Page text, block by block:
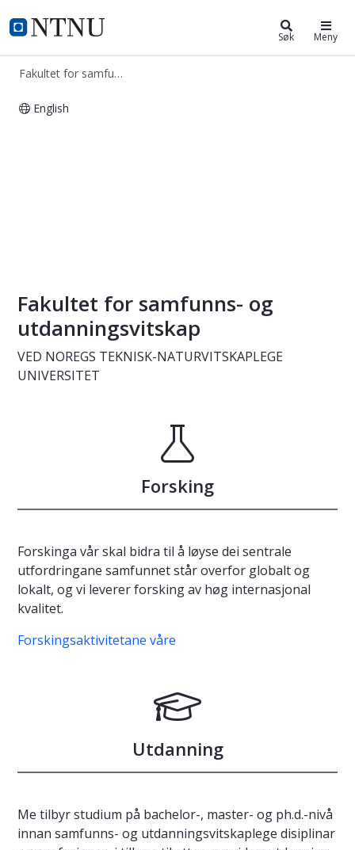
NTNU Hjemmeside
Fakultet for samfunns- og Søk Meny
Fakultet for samfunns- og utdanningsvitenskap
English
Fakultet for samfunns- og
utdanningsvitskap
VED NOREGS TEKNISK-NATURVITSKAPLEGE
UNIVERSITET
Forsking
Forskinga vår skal bidra til å løyse dei sentrale
utfordringane samfunnet står overfor globalt og
lokalt, og vi leverer forsking av høg internasjonal
kvalitet.
Forskingsaktivitetane våre
Utdanning
Me tilbyr studium på bachelor-, master- og ph.d.-nivå
innan samfunns- og utdanningsvitskaplege disiplinar